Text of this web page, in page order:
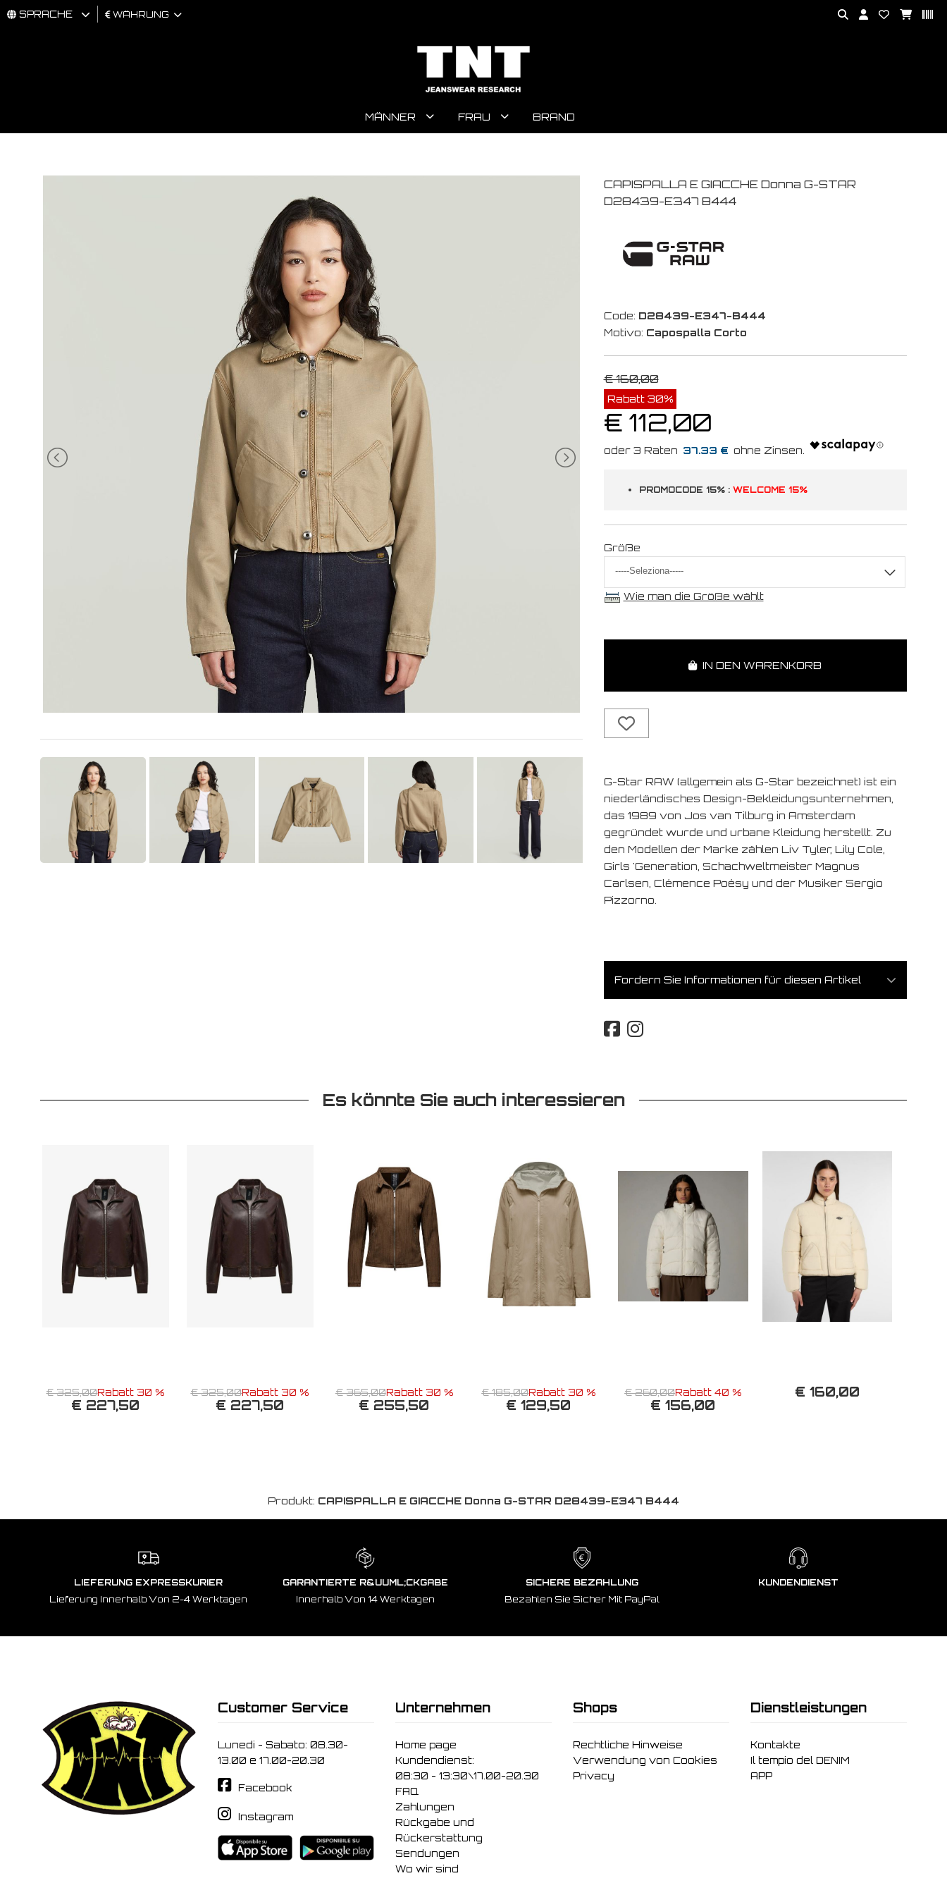
SPRACHE WÄHRUNG
MÄNNER FRAU BRAND
CAPISPALLA E GIACCHE Donna G-STAR
D28439-E347 B444
Code: D28439-E347-B444
Motivo: Capospalla Corto
€ 160,00
Rabatt 30%
€ 112,00
37.33 €
PROMOCODE 15% : WELCOME 15%
Größe
Wie man die Größe wählt
IN DEN WARENKORB
G-Star RAW (allgemein als G-Star bezeichnet) ist ein
niederländisches Design-Bekleidungsunternehmen,
das 1989 von Jos van Tilburg in Amsterdam
gegründet wurde und urbane Kleidung herstellt. Zu
den Modellen der Marke zählen Liv Tyler, Lily Cole,
Girls 'Generation, Schachweltmeister Magnus
Carlsen, Clémence Poésy und der Musiker Sergio
Pizzorno.
Fordern Sie Informationen für diesen Artikel
Es könnte Sie auch interessieren
€ 325,00Rabatt 30 %
€ 227,50
€ 325,00Rabatt 30 %
€ 227,50
€ 365,00Rabatt 30 %
€ 255,50
€ 185,00Rabatt 30 %
€ 129,50
€ 260,00Rabatt 40 %
€ 156,00
€ 160,00
Produkt: CAPISPALLA E GIACCHE Donna G-STAR D28439-E347 B444
LIEFERUNG EXPRESSKURIER
Lieferung Innerhalb Von 2-4 Werktagen
GARANTIERTE R&UUML;CKGABE
Innerhalb Von 14 Werktagen
SICHERE BEZAHLUNG
Bezahlen Sie Sicher Mit PayPal
KUNDENDIENST
Customer Service
Lunedi - Sabato: 08.30-
13.00 e 17.00-20.30
Facebook
Instagram
Unternehmen
Home page
Kundendienst:
08:30 - 13:30\17.00-20.30
FAQ
Zahlungen
Rückgabe und
Rückerstattung
Sendungen
Wo wir sind
Shops
Rechtliche Hinweise
Verwendung von Cookies
Privacy
Dienstleistungen
Kontakte
Il tempio del DENIM
APP